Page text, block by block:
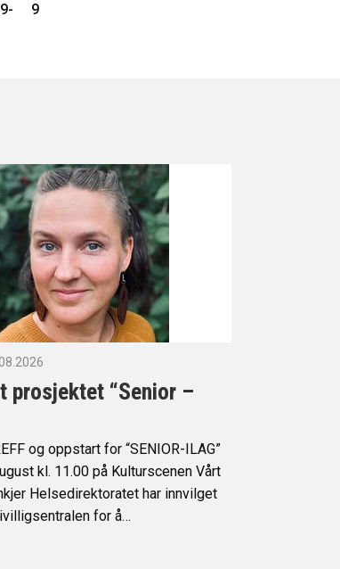
9
prosjektet “Senior –
og oppstart for “SENIOR-ILAG”
kl. 11.00 på Kulturscenen Vårt
Helsedirektoratet har innvilget
for å…